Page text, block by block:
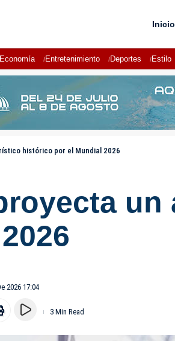
Inicio
Economía Entretenimiento Deportes Estilo
histórico por el Mundial 2026
2026 17:04
3 Min Read